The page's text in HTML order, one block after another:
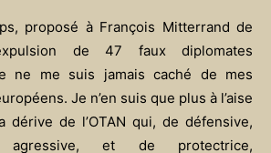
proposé à François Mitterrand de
de 47 faux diplomates
ne me suis jamais caché de mes
Je n’en suis que plus à l’aise
dérive de l’OTAN qui, de défensive,
et de protectrice,